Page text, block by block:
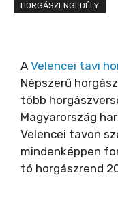
HORGÁSZENGEDÉLY
A Velencei tavi
Népszerű
több
Magyarország
Velencei tavon
mindenképpen
tó horgászrend